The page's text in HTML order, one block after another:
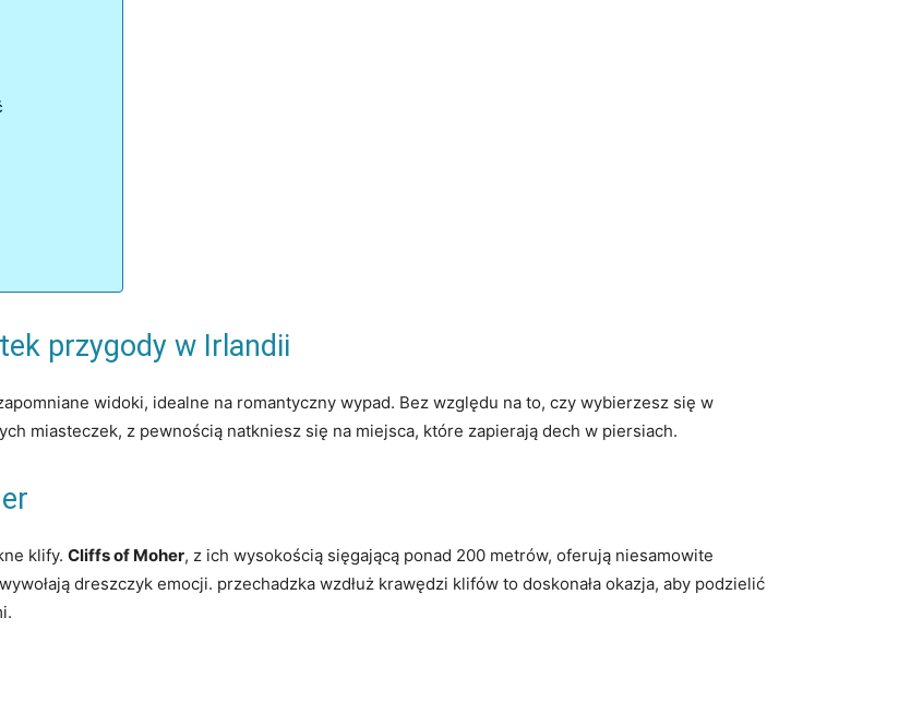
‍przygody w Irlandii
widoki, idealne na romantyczny wypad. Bez względu‍ na to, czy wybierzesz się w
miasteczek,‌ z ‌pewnością natkniesz się na miejsca, które zapierają dech w piersiach.
klify. Cliffs ‌of Moher, ⁢z ich wysokością sięgającą‌ ponad 200 metrów, oferują ‌niesamowite
dreszczyk ⁢emocji. przechadzka⁤ wzdłuż krawędzi klifów to ⁣doskonała okazja, aby podzielić